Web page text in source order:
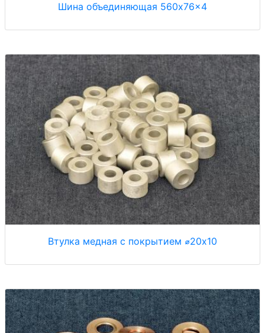
Шина объединяющая 560x76x4
Втулка медная с покрытием ⌀20x10